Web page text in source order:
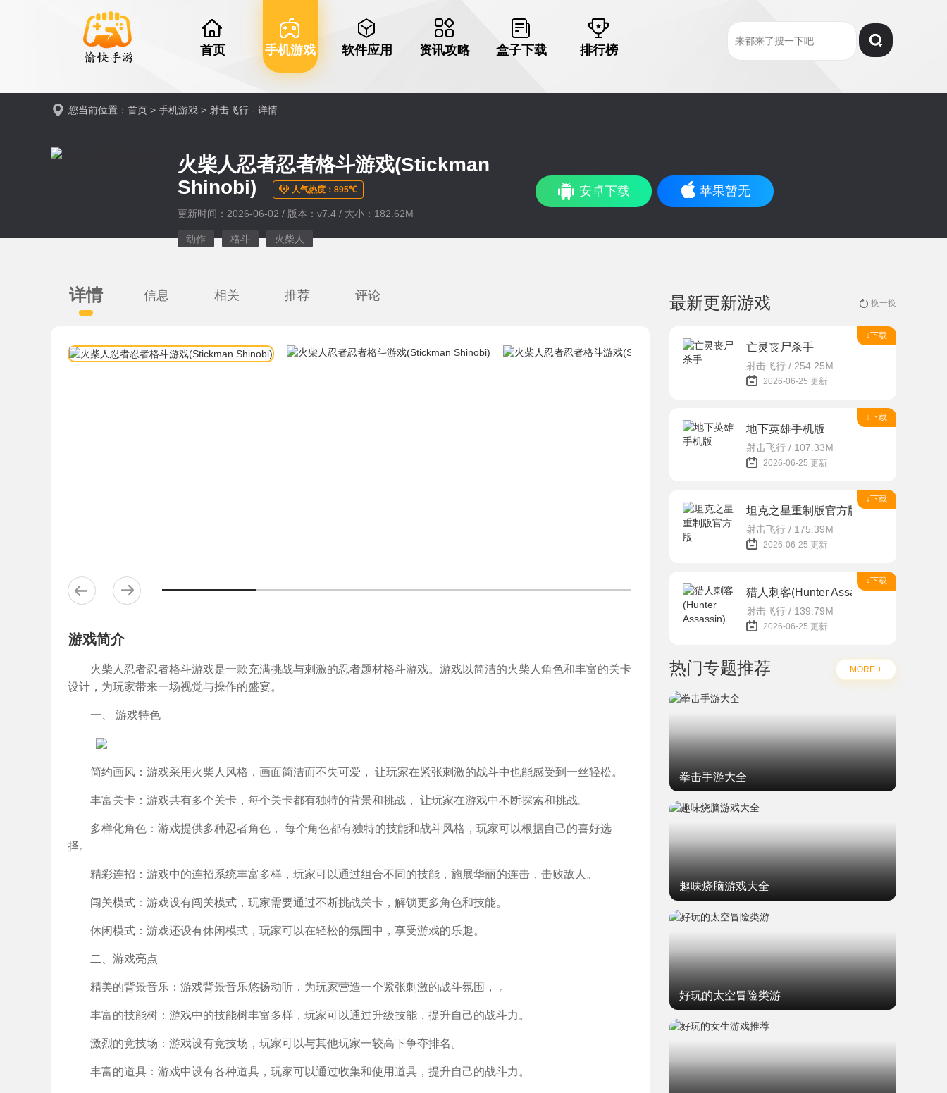
首页 手机游戏 软件应用 资讯攻略 盒子下载 排行榜
您当前位置： 首页 > 手机游戏 > 射击飞行 - 详情
火柴人忍者忍者格斗游戏(Stickman
Shinobi)
人气热度：895℃
更新时间：2026-06-02 / 版本：v7.4 / 大小：182.62M
动作 格斗 火柴人
安卓下载 苹果暂无
详情 信息 相关 推荐 评论
游戏简介
火柴人忍者忍者格斗游戏是一款充满挑战与刺激的忍者题材格斗游戏。游戏以简洁的火柴人角色和丰富的关卡
设计，为玩家带来一场视觉与操作的盛宴。
一、 游戏特色
简约画风：游戏采用火柴人风格，画面简洁而不失可爱， 让玩家在紧张刺激的战斗中也能感受到一丝轻松。
丰富关卡：游戏共有多个关卡，每个关卡都有独特的背景和挑战， 让玩家在游戏中不断探索和挑战。
多样化角色：游戏提供多种忍者角色， 每个角色都有独特的技能和战斗风格，玩家可以根据自己的喜好选
择。
精彩连招：游戏中的连招系统丰富多样，玩家可以通过组合不同的技能，施展华丽的连击，击败敌人。
闯关模式：游戏设有闯关模式，玩家需要通过不断挑战关卡，解锁更多角色和技能。
休闲模式：游戏还设有休闲模式，玩家可以在轻松的氛围中，享受游戏的乐趣。
二、游戏亮点
精美的背景音乐：游戏背景音乐悠扬动听，为玩家营造一个紧张刺激的战斗氛围， 。
丰富的技能树：游戏中的技能树丰富多样，玩家可以通过升级技能，提升自己的战斗力。
激烈的竞技场：游戏设有竞技场，玩家可以与其他玩家一较高下争夺排名。
丰富的道具：游戏中设有各种道具，玩家可以通过收集和使用道具，提升自己的战斗力。
最新更新游戏 换一换
↓下载
亡灵丧尸杀手
射击飞行 / 254.25M
2026-06-25 更新
↓下载
地下英雄手机版
射击飞行 / 107.33M
2026-06-25 更新
↓下载
坦克之星重制版官方版
射击飞行 / 175.39M
2026-06-25 更新
↓下载
猎人刺客(Hunter Assassin)
射击飞行 / 139.79M
2026-06-25 更新
热门专题推荐 MORE +
拳击手游大全
趣味烧脑游戏大全
好玩的太空冒险类游